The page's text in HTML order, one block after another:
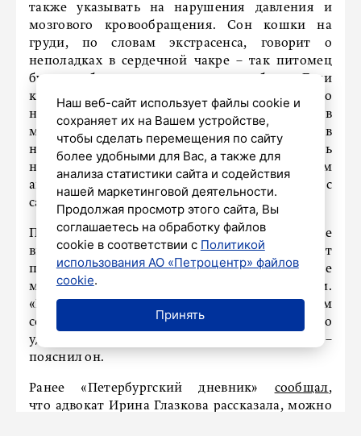
также указывать на нарушения давления и
мозгового кровообращения. Сон кошки на
груди, по словам экстрасенса, говорит о
неполадках в сердечной чакре – так питомец
будто забирает переживания и боль. Если
кошка ложится на живот женщины, это
нередко связывают с проблемами в
менструальном цикле. А привычка спать в
ногах, как считает экстрасенс, может намекать
на трудности с опорно‑двигательным
аппаратом либо на сложности с
самореализацией и удачей.
При этом зоопсихолог Мирослав Волков не
видит в таком поведении мистики. Эксперт
полагает, что кошки просто ищут комфортное
место и стремятся к контакту с человеком.
«Когда кошка ложится спать или просто рядом
со своим хозяином, это значит, что ей просто
удобно – и все. Это социальный контакт», –
пояснил он.
Ранее «Петербургский дневник» сообщал,
что адвокат Ирина Глазкова рассказала, можно
Наш веб-сайт использует файлы cookie и
сохраняет их на Вашем устройстве,
чтобы сделать перемещения по сайту
более удобными для Вас, а также для
анализа статистики сайта и содействия
нашей маркетинговой деятельности.
Продолжая просмотр этого сайта, Вы
соглашаетесь на обработку файлов
cookie в соответствии с Политикой
использования АО «Петроцентр» файлов
cookie.
Принять